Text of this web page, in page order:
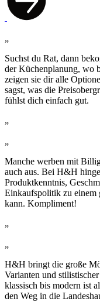
„
Suchst du Rat, dann
der Küchenplanung, wo
zeigen sie dir alle
sagst, was die
fühlst dich einfach gut.
„
„
Manche werben mit
auch aus. Bei H&H
Produktkenntnis,
Einkaufspolitik zu einem
kann. Kompliment!
„
„
H&H bringt die große
Varianten und
klassisch bis modern ist
den Weg in die